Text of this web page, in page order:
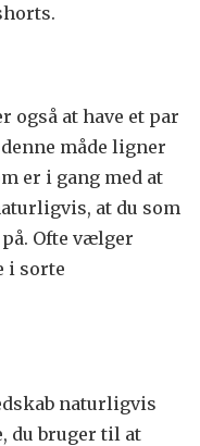
også at have et par
måde ligner
er i gang med at
at du som
på. Ofte vælger
i sorte
naturligvis
du bruger til at